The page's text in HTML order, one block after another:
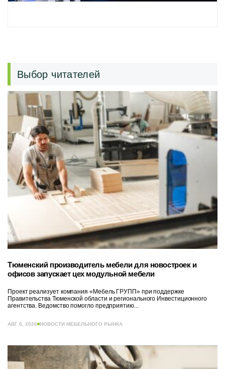
Выбор читателей
Тюменский производитель мебели для новостроек и
офисов запускает цех модульной мебели
Проект реализует компания «Мебель ГРУПП» при поддержке
Правительства Тюменской области и регионального Инвестиционного
агентства. Ведомство помогло предприятию...
АВГ 6, 2026 НОВОСТИ МЕБЕЛЬНОГО РЫНКА